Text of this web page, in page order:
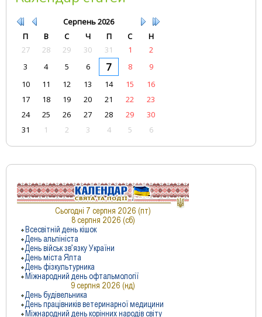
Серпень2026
П
В С Ч П С
Н
27
28 29 30 31 1
2
3
4 5 6 7 8
9
10
11 12 13 14 15
16
17
18 19 20 21 22
23
24
25 26 27 28 29
30
31
1 2 3 4 5 6